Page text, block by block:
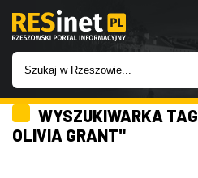
WIADOMOŚCI
WYSZUKIWARKA
OLIVIA GRANT"